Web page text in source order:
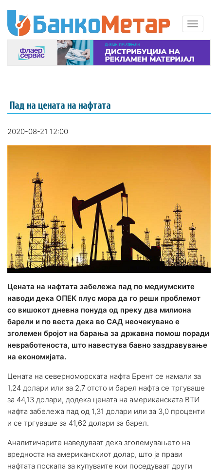
Пад на цената на нафтата
2020-08-21 12:00
Цената на нафтата забележа пад по медиумските
наводи дека ОПЕК плус мора да го реши проблемот
со вишокот дневна понуда од преку два милиона
барели и по веста дека во САД неочекувано е
зголемен бројот на барања за државна помош поради
невработеноста, што навестува бавно заздравување
на економијата.
Цената на северноморската нафта Брент се намали за
1,24 долари или за 2,7 отсто и барел нафта се тргуваше
за 44,13 долари, додека цената на американската ВТИ
нафта забележа пад од 1,31 долари или за 3,0 проценти
и се тргуваше за 41,62 долари за барел.
Аналитичарите наведуваат дека зголемувањето на
вредноста на американскиот долар, што ја прави
нафтата поскапа за купуваите кои поседуваат други